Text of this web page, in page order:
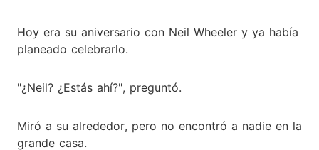
Hoy era su aniversario con Neil Wheeler y ya había
planeado celebrarlo.
"¿Neil? ¿Estás ahí?", preguntó.
Miró a su alrededor, pero no encontró a nadie en la
grande casa.